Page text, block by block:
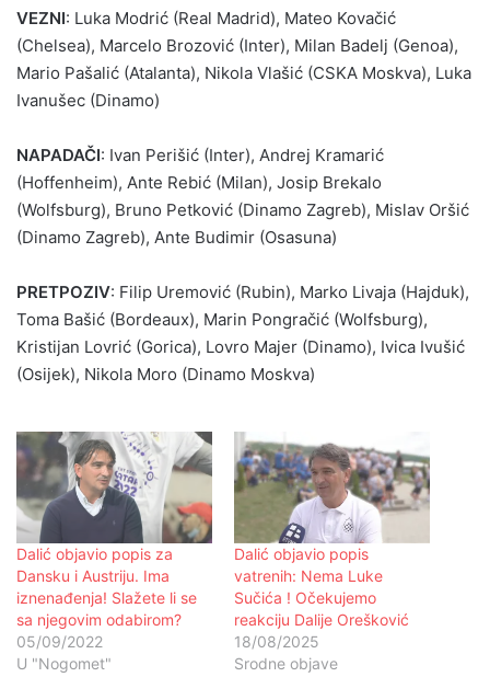
VEZNI: Luka Modrić (Real Madrid), Mateo Kovačić
(Chelsea), Marcelo Brozović (Inter), Milan Badelj (Genoa),
Mario Pašalić (Atalanta), Nikola Vlašić (CSKA Moskva), Luka
Ivanušec (Dinamo)
NAPADAČI: Ivan Perišić (Inter), Andrej Kramarić
(Hoffenheim), Ante Rebić (Milan), Josip Brekalo
(Wolfsburg), Bruno Petković (Dinamo Zagreb), Mislav Oršić
(Dinamo Zagreb), Ante Budimir (Osasuna)
PRETPOZIV: Filip Uremović (Rubin), Marko Livaja (Hajduk),
Toma Bašić (Bordeaux), Marin Pongračić (Wolfsburg),
Kristijan Lovrić (Gorica), Lovro Majer (Dinamo), Ivica Ivušić
(Osijek), Nikola Moro (Dinamo Moskva)
Dalić objavio popis za
Dansku i Austriju. Ima
iznenađenja! Slažete li se
sa njegovim odabirom?
05/09/2022
U "Nogomet"
Dalić objavio popis
vatrenih: Nema Luke
Sučića ! Očekujemo
reakciju Dalije Orešković
18/08/2025
Srodne objave